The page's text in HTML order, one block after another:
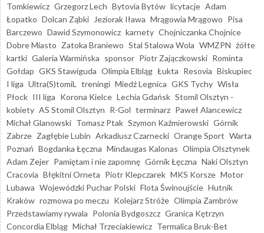
Tomkiewicz Grzegorz Lech Bytovia Bytów licytacje Adam
Łopatko Dolcan Ząbki Jeziorak Iława Mrągowia Mrągowo Pisa
Barczewo Dawid Szymonowicz karnety Chojniczanka Chojnice
Dobre Miasto Zatoka Braniewo Stal Stalowa Wola WMZPN żółte
kartki Galeria Warmińska sponsor Piotr Zajączkowski Rominta
Gołdap GKS Stawiguda Olimpia Elbląg Łukta Resovia Biskupiec
I liga Ultra(S)tomiL treningi Miedź Legnica GKS Tychy Wisła
Płock III liga Korona Kielce Lechia Gdańsk Stomil Olsztyn -
kobiety AS Stomil Olsztyn R-Gol terminarz Paweł Alancewicz
Michał Glanowski Tomasz Ptak Szymon Kaźmierowski Górnik
Zabrze Zagłębie Lubin Arkadiusz Czarnecki Orange Sport Warta
Poznań Bogdanka Łęczna Mindaugas Kalonas Olimpia Olsztynek
Adam Zejer Pamiętam i nie zapomnę Górnik Łęczna Naki Olsztyn
Cracovia Błękitni Orneta Piotr Klepczarek MKS Korsze Motor
Lubawa Wojewódzki Puchar Polski Flota Świnoujście Hutnik
Kraków rozmowa po meczu Kolejarz Stróże Olimpia Zambrów
Przedstawiamy rywala Polonia Bydgoszcz Granica Kętrzyn
Concordia Elbląg Michał Trzeciakiewicz Termalica Bruk-Bet